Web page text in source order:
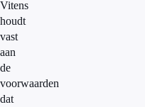
Vitens
houdt
vast
aan
de
voorwaarden
dat